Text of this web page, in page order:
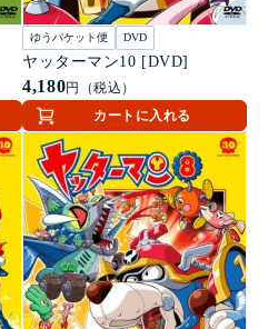
ゆうパケット便 DVD
ヤッターマン10 [DVD]
4,180円（税込）
カートに入れる